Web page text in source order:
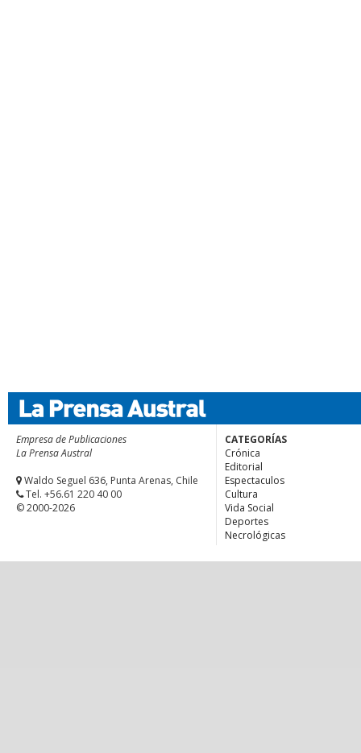
Empresa de Publicaciones
La Prensa Austral
Waldo Seguel 636, Punta Arenas, Chile
Tel. +56.61 220 40 00
© 2000-2026
CATEGORÍAS
Crónica
Editorial
Espectaculos
Cultura
Vida Social
Deportes
Necrológicas